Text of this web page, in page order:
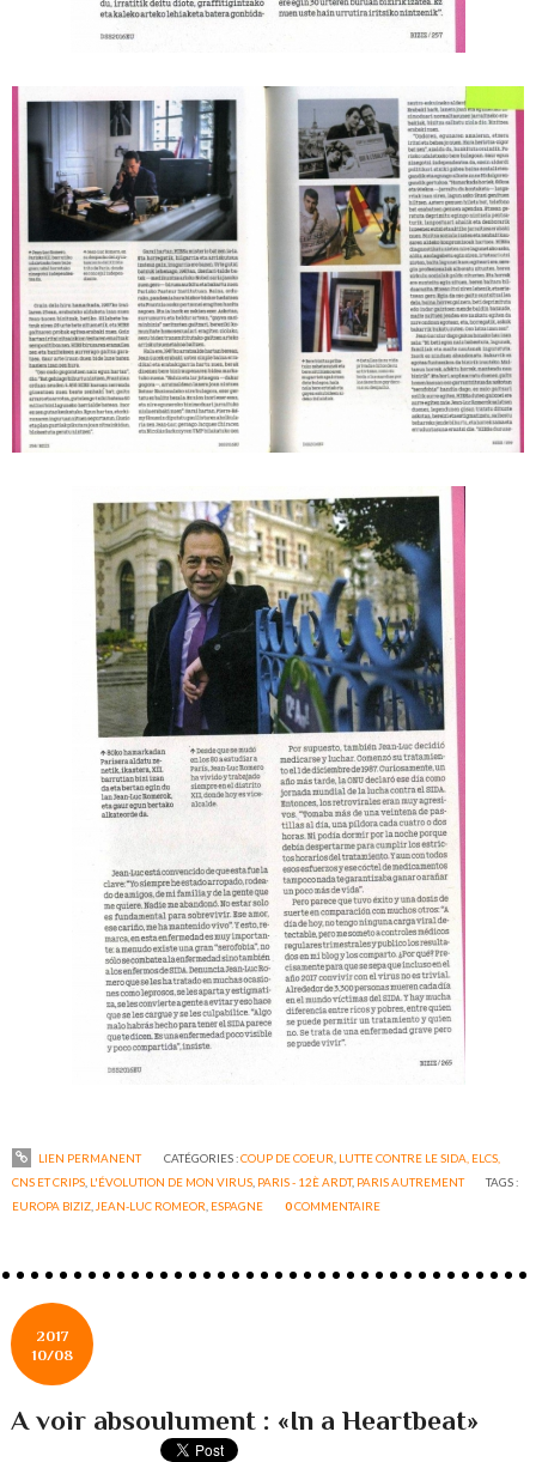
LIEN PERMANENT CATÉGORIES :COUP DE COEUR LUTTE CONTRE LE SIDA, ELCS,
CNS ET CRIPS L'ÉVOLUTION DE MON VIRUS PARIS - 12È ARDT, PARIS AUTREMENT
TAGS :
EUROPA BIZIZ JEAN-LUC ROMEOR ESPAGNE 0COMMENTAIRE
2017
10/08
A voir absoulument : «In a Heartbeat»